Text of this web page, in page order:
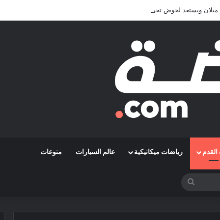
ويستعد لخوض تجربة جديدة خارج أوروبا
القدم رياضات ميكانيكية عالم السيارات منوعات
بحث